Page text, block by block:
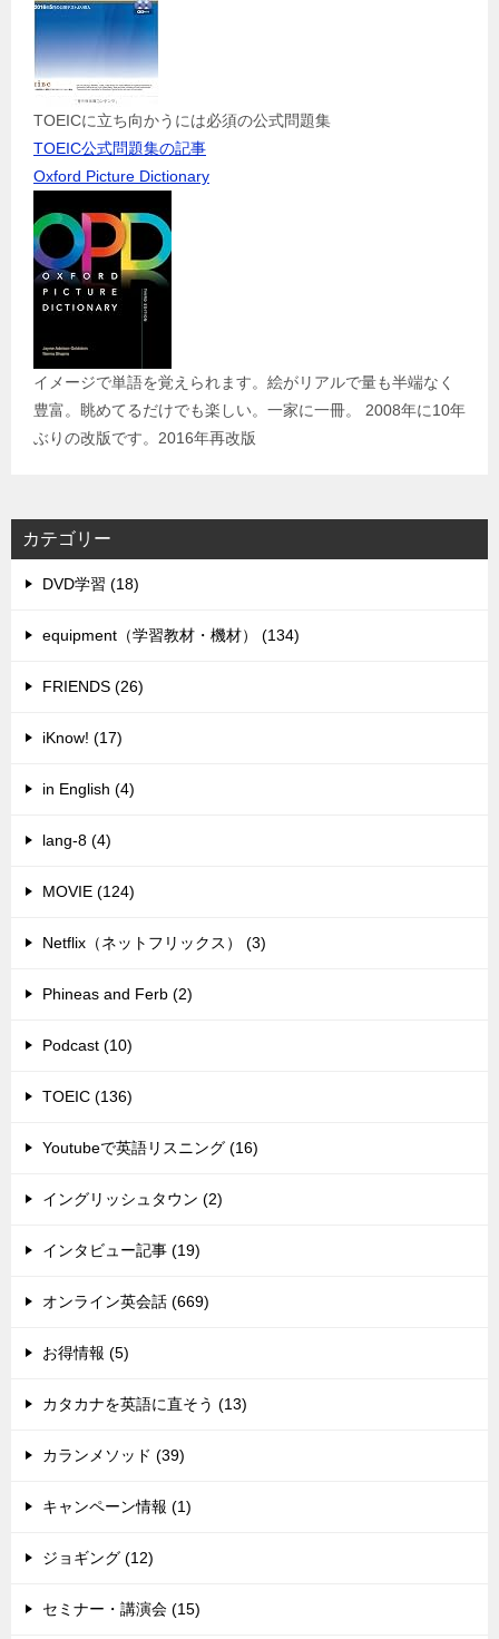
TOEICに立ち向かうには必須の公式問題集
TOEIC公式問題集の記事
Oxford Picture Dictionary
イメージで単語を覚えられます。絵がリアルで量も半端なく
豊富。眺めてるだけでも楽しい。一家に一冊。 2008年に10年
ぶりの改版です。2016年再改版
カテゴリー
DVD学習 (18)
equipment（学習教材・機材） (134)
FRIENDS (26)
iKnow! (17)
in English (4)
lang-8 (4)
MOVIE (124)
Netflix（ネットフリックス） (3)
Phineas and Ferb (2)
Podcast (10)
TOEIC (136)
Youtubeで英語リスニング (16)
イングリッシュタウン (2)
インタビュー記事 (19)
オンライン英会話 (669)
お得情報 (5)
カタカナを英語に直そう (13)
カランメソッド (39)
キャンペーン情報 (1)
ジョギング (12)
セミナー・講演会 (15)